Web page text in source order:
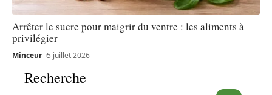
Arrêter le sucre pour maigrir du ventre : les aliments à
privilégier
Minceur 5 juillet 2026
Recherche